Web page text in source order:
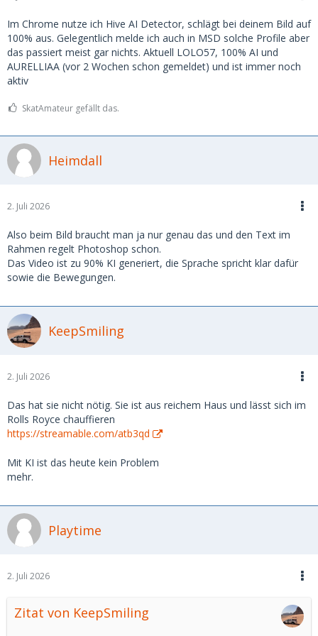
Bilder, die sie mir geschickt hat, geklaut waren. Aber die
Frage bleibt: Wie hat sie (oder er) das gemacht mit dem
Bild? Die Details (natürliche Hand, Licht, Spiegelungen auf
dem Glas) wirken unglaublich realistisch.
schickte mir vor kurzem ein Video, welches auch
unglaublich realistisch aussieht. Aber ich bezweifle
trotzdem, da ich weiß (sie hat es mir ganz offen gesagt),
Hier das Video:
Habt ihr schon Erfahrungen damit gemacht, dass selbst
solche personalisierten Fotos/Videos gefälscht waren? Wo
liegen aktuell die Grenzen der Scammer, oder muss man
mittlerweile wirklich alles anzweifeln, bis man sich im
Freue mich auf eure Einschätzungen und Erfahrungen.
Im Chrome nutze ich Hive AI Detector, schlägt bei deinem Bild auf
100% aus. Gelegentlich melde ich auch in MSD solche Profile aber
das passiert meist gar nichts. Aktuell LOLO57, 100% AI und
AURELLIAA (vor 2 Wochen schon gemeldet) und ist immer noch
aktiv
SkatAmateur gefällt das.
Heimdall
2. Juli 2026
Also beim Bild braucht man ja nur genau das und den Text im
Rahmen regelt Photoshop schon.
Das Video ist zu 90% KI generiert, die Sprache spricht klar dafür
sowie die Bewegungen.
KeepSmiling
2. Juli 2026
Das hat sie nicht nötig. Sie ist aus reichem Haus und lässt sich im
Rolls Royce chauffieren
https://streamable.com/atb3qd
Mit KI ist das heute kein Problem
mehr.
Playtime
2. Juli 2026
Zitat von KeepSmiling